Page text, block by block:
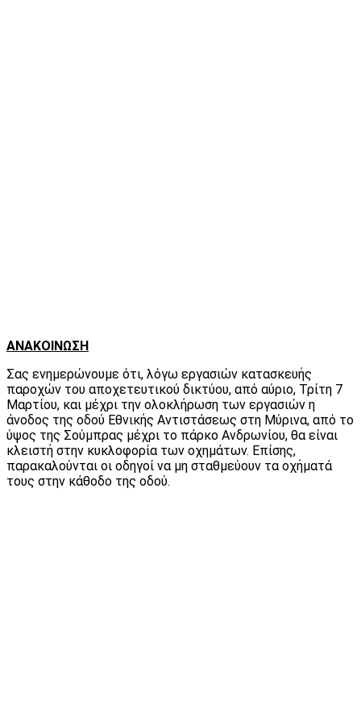
ΑΝΑΚΟΙΝΩΣΗ
Σας ενημερώνουμε ότι, λόγω εργασιών κατασκευής
παροχών του αποχετευτικού δικτύου, από αύριο, Τρίτη 7
Μαρτίου, και μέχρι την ολοκλήρωση των εργασιών η
άνοδος της οδού Εθνικής Αντιστάσεως στη Μύρινα, από το
ύψος της Σούμπρας μέχρι το πάρκο Ανδρωνίου, θα είναι
κλειστή στην κυκλοφορία των οχημάτων. Επίσης,
παρακαλούνται οι οδηγοί να μη σταθμεύουν τα οχήματά
τους στην κάθοδο της οδού.